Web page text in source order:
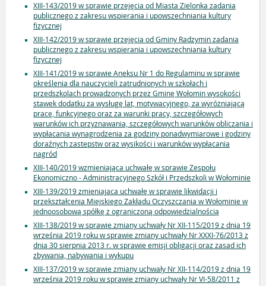
XIII-143/2019 w sprawie przejęcia od Miasta Zielonka zadania
publicznego z zakresu wspierania i upowszechniania kultury
fizycznej
XIII-142/2019 w sprawie przejęcia od Gminy Radzymin zadania
publicznego z zakresu wspierania i upowszechniania kultury
fizycznej
XIII-141/2019 w sprawie Aneksu Nr 1 do Regulaminu w sprawie
określenia dla nauczycieli zatrudnionych w szkołach i
przedszkolach prowadzonych przez Gminę Wołomin wysokości
stawek dodatku za wysługę lat, motywacyjnego, za wyróżniającą
pracę, funkcyjnego oraz za warunki pracy, szczegółowych
warunków ich przyznawania, szczegółowych warunków obliczania i
wypłacania wynagrodzenia za godziny ponadwymiarowe i godziny
doraźnych zastepstw oraz wysikości i warunków wypłacania
nagród
XIII-140/2019 wzmieniająca uchwałę w sprawie Zespołu
Ekonomiczno - Administracyjnego Szkół i Przedszkoli w Wołominie
XIII-139/2019 zmieniajaca uchwałę w sprawie likwidacji i
przekształcenia Miejskiego Zakładu Oczyszczania w Wołominie w
jednoosobową spółkę z ograniczoną odpowiedzialnością
XIII-138/2019 w sprawie zmiany uchwały Nr XII-115/2019 z dnia 19
września 2019 roku w sprawie zmiany uchwały Nr XXXI-76/2013 z
dnia 30 sierpnia 2013 r. w sprawie emisji obligacji oraz zasad ich
zbywania, nabywania i wykupu
XIII-137/2019 w sprawie zmiany uchwały Nr XII-114/2019 z dnia 19
września 2019 roku w sprawie zmiany uchwały Nr VI-58/2011 z